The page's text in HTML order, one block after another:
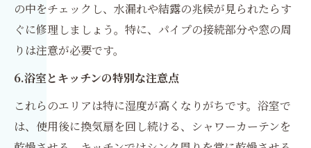
の中をチェックし、水漏れや結露の兆候が見られたらす
ぐに修理しましょう。特に、パイプの接続部分や窓の周
りは注意が必要です。
6.浴室とキッチンの特別な注意点
これらのエリアは特に湿度が高くなりがちです。浴室で
は、使用後に換気扇を回し続ける、シャワーカーテンを